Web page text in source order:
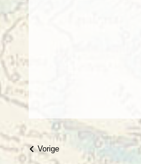
Vorige